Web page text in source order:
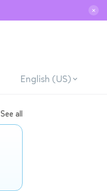
✕
English (US)
See all